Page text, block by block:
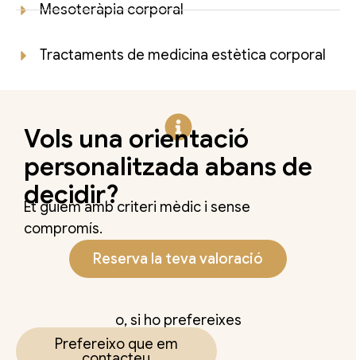
Mesoteràpia corporal
Tractaments de medicina estètica corporal
Vols una orientació
personalitzada abans de
decidir?
Et guiem amb criteri mèdic i sense
compromís.
Reserva la teva valoració
o, si ho prefereixes
Prefereixo que em